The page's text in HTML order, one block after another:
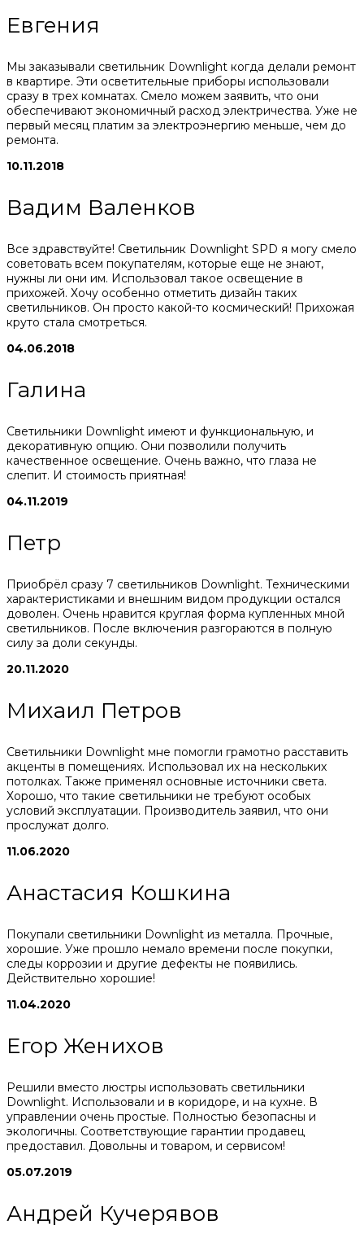
Евгения
Мы заказывали светильник Downlight когда делали ремонт
в квартире. Эти осветительные приборы использовали
сразу в трех комнатах. Смело можем заявить, что они
обеспечивают экономичный расход электричества. Уже не
первый месяц платим за электроэнергию меньше, чем до
ремонта.
10.11.2018
Вадим Валенков
Все здравствуйте! Светильник Downlight SPD я могу смело
советовать всем покупателям, которые еще не знают,
нужны ли они им. Использовал такое освещение в
прихожей. Хочу особенно отметить дизайн таких
светильников. Он просто какой-то космический! Прихожая
круто стала смотреться.
04.06.2018
Галина
Светильники Downlight имеют и функциональную, и
декоративную опцию. Они позволили получить
качественное освещение. Очень важно, что глаза не
слепит. И стоимость приятная!
04.11.2019
Петр
Приобрёл сразу 7 светильников Downlight. Техническими
характеристиками и внешним видом продукции остался
доволен. Очень нравится круглая форма купленных мной
светильников. После включения разгораются в полную
силу за доли секунды.
20.11.2020
Михаил Петров
Светильники Downlight мне помогли грамотно расставить
акценты в помещениях. Использовал их на нескольких
потолках. Также применял основные источники света.
Хорошо, что такие светильники не требуют особых
условий эксплуатации. Производитель заявил, что они
прослужат долго.
11.06.2020
Анастасия Кошкина
Покупали светильники Downlight из металла. Прочные,
хорошие. Уже прошло немало времени после покупки,
следы коррозии и другие дефекты не появились.
Действительно хорошие!
11.04.2020
Егор Женихов
Решили вместо люстры использовать светильники
Downlight. Использовали и в коридоре, и на кухне. В
управлении очень простые. Полностью безопасны и
экологичны. Соответствующие гарантии продавец
предоставил. Довольны и товаром, и сервисом!
05.07.2019
Андрей Кучерявов